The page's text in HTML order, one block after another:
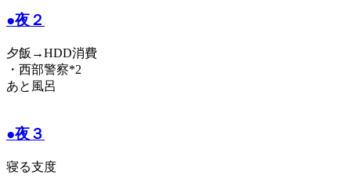
●夜２
夕飯→HDD消費
・西部警察*2
あと風呂
●夜３
寝る支度